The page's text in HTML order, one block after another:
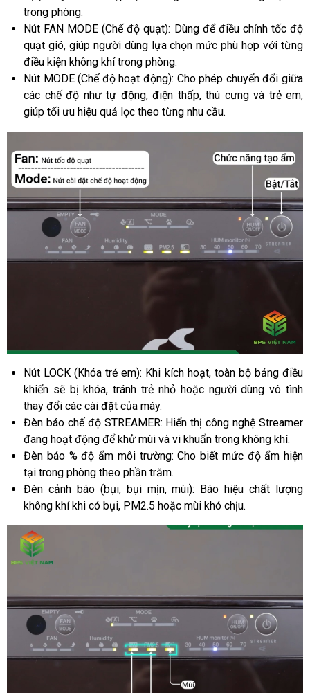
trong phòng.
Nút FAN MODE (Chế độ quạt): Dùng để điều chỉnh tốc độ
quạt gió, giúp người dùng lựa chọn mức phù hợp với từng
điều kiện không khí trong phòng.
Nút MODE (Chế độ hoạt động): Cho phép chuyển đổi giữa
các chế độ như tự động, điện thấp, thú cưng và trẻ em,
giúp tối ưu hiệu quả lọc theo từng nhu cầu.
Nút LOCK (Khóa trẻ em): Khi kích hoạt, toàn bộ bảng điều
khiển sẽ bị khóa, tránh trẻ nhỏ hoặc người dùng vô tình
thay đổi các cài đặt của máy.
Đèn báo chế độ STREAMER: Hiển thị công nghệ Streamer
đang hoạt động để khử mùi và vi khuẩn trong không khí.
Đèn báo % độ ẩm môi trường: Cho biết mức độ ẩm hiện
tại trong phòng theo phần trăm.
Đèn cảnh báo (bụi, bụi mịn, mùi): Báo hiệu chất lượng
không khí khi có bụi, PM2.5 hoặc mùi khó chịu.